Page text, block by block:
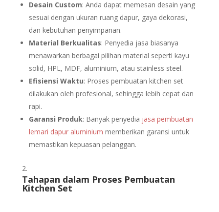
Desain Custom: Anda dapat memesan desain yang
sesuai dengan ukuran ruang dapur, gaya dekorasi,
dan kebutuhan penyimpanan.
Material Berkualitas: Penyedia jasa biasanya
menawarkan berbagai pilihan material seperti kayu
solid, HPL, MDF, aluminium, atau stainless steel.
Efisiensi Waktu: Proses pembuatan kitchen set
dilakukan oleh profesional, sehingga lebih cepat dan
rapi.
Garansi Produk: Banyak penyedia jasa pembuatan
lemari dapur aluminium memberikan garansi untuk
memastikan kepuasan pelanggan.
Tahapan dalam Proses Pembuatan
Kitchen Set